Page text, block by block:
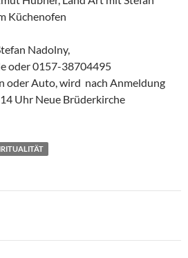
Küchenofen
Nadolny,
oder 0157-38704495
oder Auto, wird nach Anmeldung
Uhr Neue Brüderkirche